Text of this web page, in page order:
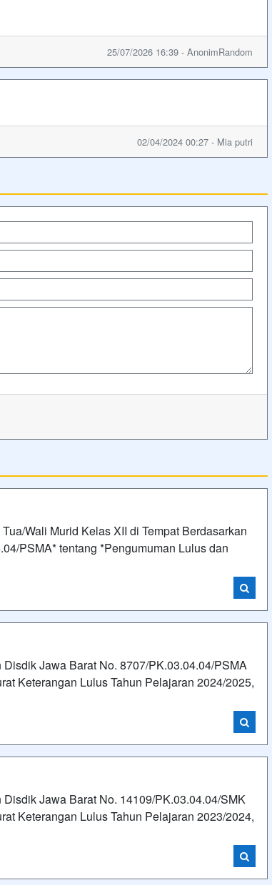
25/07/2026 16:39 - AnonimRandom
02/04/2024 00:27 - Mia putri
Wali Murid Kelas XII di Tempat Berdasarkan
PSMA* tentang *Pengumuman Lulus dan
Jawa Barat No. 8707/PK.03.04.04/PSMA
Keterangan Lulus Tahun Pelajaran 2024/2025,
Jawa Barat No. 14109/PK.03.04.04/SMK
Keterangan Lulus Tahun Pelajaran 2023/2024,